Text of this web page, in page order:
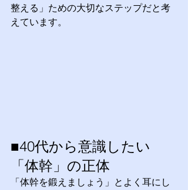
整える」ための大切なステップだと考
えています。
■40代から意識したい
「体幹」の正体
「体幹を鍛えましょう」とよく耳にし